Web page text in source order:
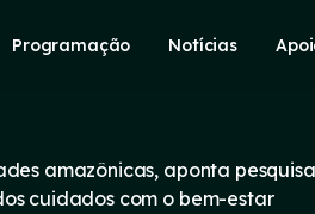
Programação Notícias
amazônicas, aponta pesquisa
cuidados com o bem-estar